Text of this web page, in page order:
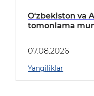
O‘zbekiston va
tomonlama
07.08.2026
Yangiliklar